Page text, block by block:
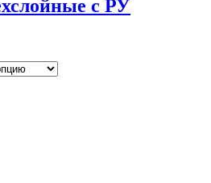
с РУ